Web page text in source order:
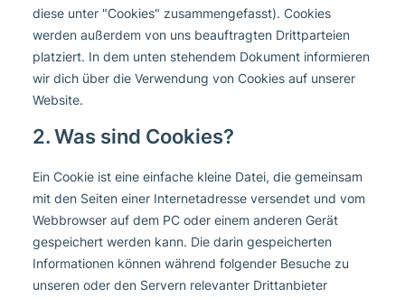
diese unter "Cookies" zusammengefasst). Cookies
werden außerdem von uns beauftragten Drittparteien
platziert. In dem unten stehendem Dokument informieren
wir dich über die Verwendung von Cookies auf unserer
Website.
2. Was sind Cookies?
Ein Cookie ist eine einfache kleine Datei, die gemeinsam
mit den Seiten einer Internetadresse versendet und vom
Webbrowser auf dem PC oder einem anderen Gerät
gespeichert werden kann. Die darin gespeicherten
Informationen können während folgender Besuche zu
unseren oder den Servern relevanter Drittanbieter